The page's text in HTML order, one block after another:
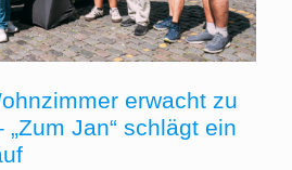
erwacht zu
Jan“ schlägt ein